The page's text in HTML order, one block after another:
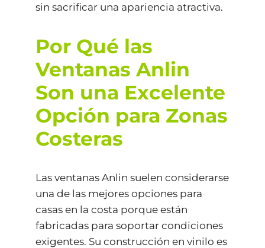
sin sacrificar una apariencia atractiva.
Por Qué las
Ventanas Anlin
Son una Excelente
Opción para Zonas
Costeras
Las ventanas Anlin suelen considerarse
una de las mejores opciones para
casas en la costa porque están
fabricadas para soportar condiciones
exigentes. Su construcción en vinilo es